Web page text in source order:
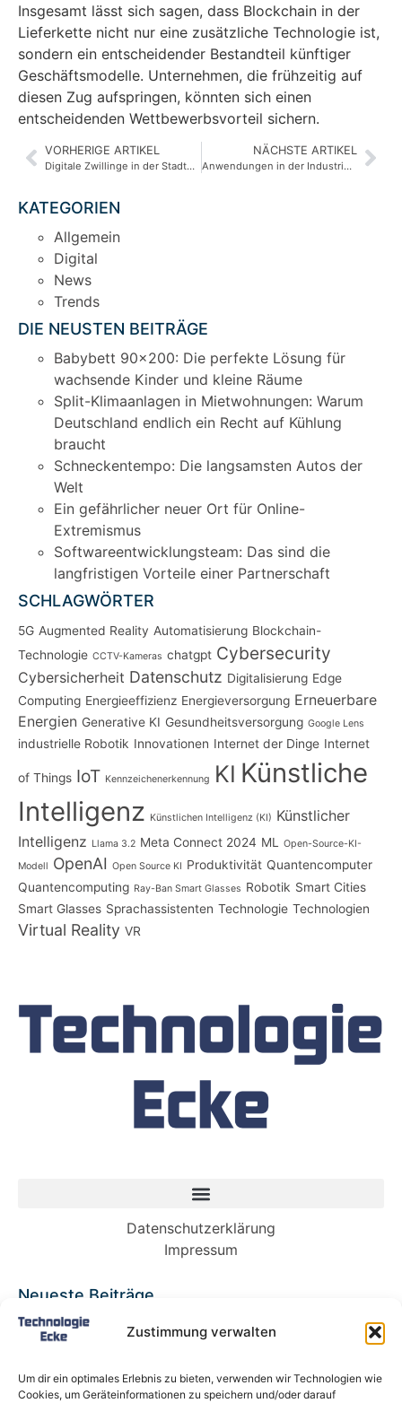
Zustimmung verwalten
Um dir ein optimales Erlebnis zu bieten, verwenden wir Technologien wie
Cookies, um Geräteinformationen zu speichern und/oder darauf
Insgesamt lässt sich sagen, dass Blockchain in der
Lieferkette nicht nur eine zusätzliche Technologie ist,
sondern ein entscheidender Bestandteil künftiger
Geschäftsmodelle. Unternehmen, die frühzeitig auf
diesen Zug aufspringen, könnten sich einen
entscheidenden Wettbewerbsvorteil sichern.
VORHERIGE ARTIKEL
Digitale Zwillinge in der Stadtplanung: Wie sie helfen, Städte besser zu gestalten
NÄCHSTE ARTIKEL
Anwendungen in der Industrie: 3D-Druck im Überblick
KATEGORIEN
Allgemein
Digital
News
Trends
DIE NEUSTEN BEITRÄGE
Babybett 90×200: Die perfekte Lösung für
wachsende Kinder und kleine Räume
Split-Klimaanlagen in Mietwohnungen: Warum
Deutschland endlich ein Recht auf Kühlung
braucht
Schneckentempo: Die langsamsten Autos der
Welt
Ein gefährlicher neuer Ort für Online-
Extremismus
Softwareentwicklungsteam: Das sind die
langfristigen Vorteile einer Partnerschaft
SCHLAGWÖRTER
5G Augmented Reality Automatisierung Blockchain-
Technologie CCTV-Kameras chatgpt Cybersecurity
Cybersicherheit Datenschutz Digitalisierung Edge
Computing Energieeffizienz Energieversorgung Erneuerbare
Energien Generative KI Gesundheitsversorgung Google Lens
industrielle Robotik Innovationen Internet der Dinge Internet
of Things IoT Kennzeichenerkennung KI Künstliche
Intelligenz Künstlichen Intelligenz (KI) Künstlicher
Intelligenz Llama 3.2 Meta Connect 2024 ML
Open-Source-KI-
Modell OpenAI Open Source KI Produktivität Quantencomputer
Quantencomputing Ray-Ban Smart Glasses Robotik Smart Cities
Smart Glasses Sprachassistenten Technologie Technologien
Virtual Reality VR
Datenschutzerklärung
Impressum
Neueste Beiträge
Babybett 90×200: Die perfekte Lösung für
wachsende Kinder und kleine Räume
Deutschland endlich ein Recht auf Kühlung